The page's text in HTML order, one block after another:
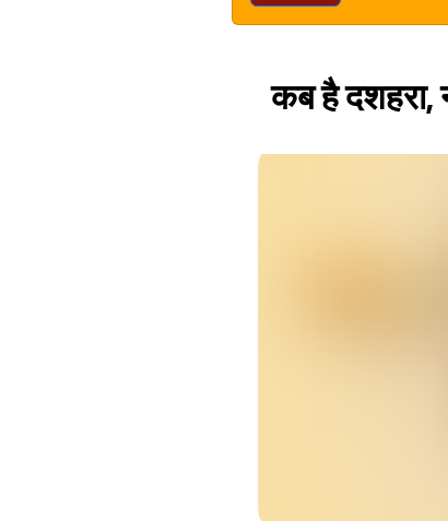
कब है दशहरा,